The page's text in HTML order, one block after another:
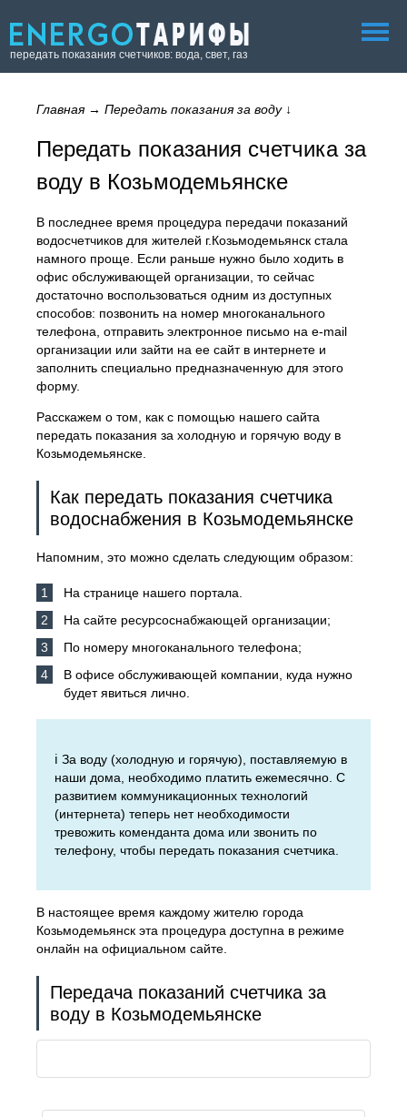
передать показания счетчиков: вода, свет, газ
Главная→ Передать показания за воду↓
Передать показания счетчика за
воду в Козьмодемьянске
В последнее время процедура передачи показаний
водосчетчиков для жителей г.Козьмодемьянск стала
намного проще. Если раньше нужно было ходить в
офис обслуживающей организации, то сейчас
достаточно воспользоваться одним из доступных
способов: позвонить на номер многоканального
телефона, отправить электронное письмо на e-mail
организации или зайти на ее сайт в интернете и
заполнить специально предназначенную для этого
форму.
Расскажем о том, как с помощью нашего сайта
передать показания за холодную и горячую воду в
Козьмодемьянске.
Как передать показания счетчика
водоснабжения в Козьмодемьянске
Напомним, это можно сделать следующим образом:
На странице нашего портала.
На сайте ресурсоснабжающей организации;
По номеру многоканального телефона;
В офисе обслуживающей компании, куда нужно
будет явиться лично.
ℹ️ За воду (холодную и горячую), поставляемую в
наши дома, необходимо платить ежемесячно. С
развитием коммуникационных технологий
(интернета) теперь нет необходимости
тревожить коменданта дома или звонить по
телефону, чтобы передать показания счетчика.
В настоящее время каждому жителю города
Козьмодемьянск эта процедура доступна в режиме
онлайн на официальном сайте.
Передача показаний счетчика за
воду в Козьмодемьянске